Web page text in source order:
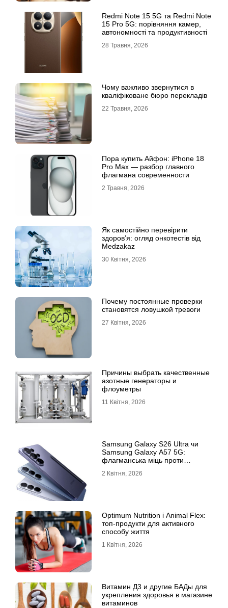
Redmi Note 15 5G та Redmi Note
15 Pro 5G: порівняння камер,
автономності та продуктивності
28 Травня, 2026
Чому важливо звернутися в
кваліфіковане бюро перекладів
22 Травня, 2026
Пора купить Айфон: iPhone 18
Pro Max — разбор главного
флагмана современности
2 Травня, 2026
Як самостійно перевірити
здоров’я: огляд онкотестів від
Medzakaz
30 Квітня, 2026
Почему постоянные проверки
становятся ловушкой тревоги
27 Квітня, 2026
Причины выбрать качественные
азотные генераторы и
флоуметры
11 Квітня, 2026
Samsung Galaxy S26 Ultra чи
Samsung Galaxy A57 5G:
флагманська міць проти
2 Квітня, 2026
Optimum Nutrition і Animal Flex:
топ-продукти для активного
способу життя
1 Квітня, 2026
Витамин Д3 и другие БАДы для
укрепления здоровья в магазине
витаминов